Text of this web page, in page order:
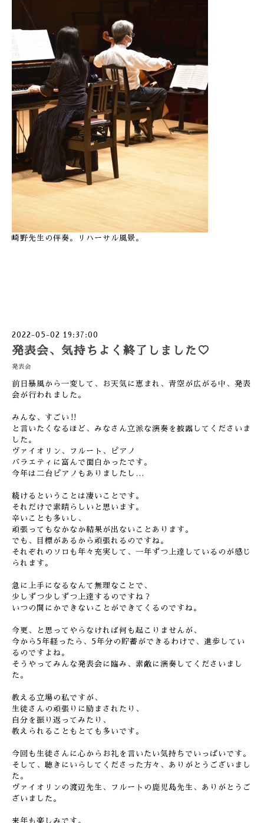
崎野先生の伴奏。リハーサル風景。
2022-05-02 19:37:00
発表会、気持ちよく終了しました♡
発表会
前日暴風から一変して、お天気に恵まれ、青空が広がる中、発表
会が行われました。
みんな、すごい‼︎
と言いたくなるほど、みなさん立派な演奏を披露してくださいま
した。
ヴァイオリン、フルート、ピアノ
バラエティに富んで面白かったです。
今年は二台ピアノもありましたし…
続けるということは凄いことです。
それだけで素晴らしいと思います。
辛いことも多いし、
頑張ってもなかなか結果が出ないことあります。
でも、目標があるから頑張れるのですね。
それぞれのソロも年々充実して、一年ずつ上達しているのが感じ
られます。
急に上手になるなんて無理なことで、
少しずつ少しずつ上達するのですね？
いつの間にかできないことができてくるのですね。
今更、と思ってやらなければ何も起こりませんが、
今から5年経ったら、5年分の貯蓄ができるわけで、進歩してい
るのですよね。
そうやってみんな発表会に臨み、素敵に演奏してくださいまし
た。
教える立場の私ですが、
生徒さんの頑張りに励まされたり、
自分を振り返ってみたり、
教えられることもとても多いです。
今回も生徒さんに心からお礼を言いたい気持ちでいっぱいです。
そして、聴きにいらしてくださった方々、ありがとうございまし
た。
ヴァイオリンの渡辺先生、フルートの鹿児島先生、ありがとうご
ざいました。
来年も楽しみです。